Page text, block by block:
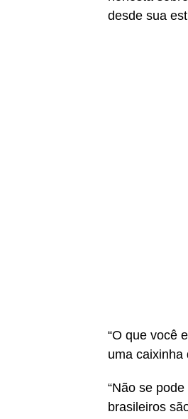
desde sua
“O que você
uma caixinha
“Não se
brasileiros